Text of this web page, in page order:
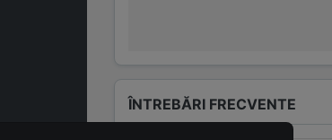
ÎNTREBĂRI FRECVENTE